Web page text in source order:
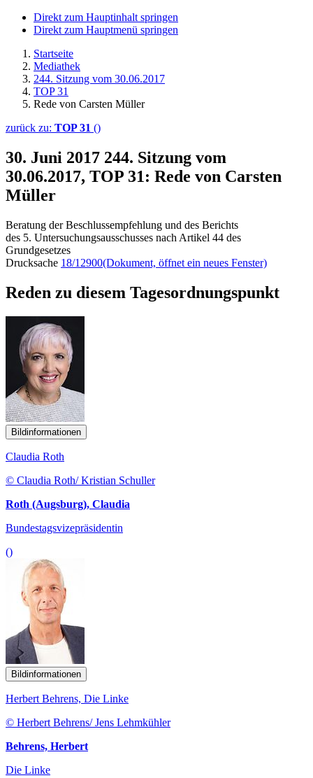
Direkt zum Hauptinhalt springen
Direkt zum Hauptmenü springen
Startseite
Mediathek
244. Sitzung vom 30.06.2017
TOP 31
Rede von Carsten Müller
zurück zu: TOP 31 ()
30. Juni 2017 244. Sitzung vom
30.06.2017, TOP 31: Rede von Carsten
Müller
Beratung der Beschlussempfehlung und des Berichts
des 5. Untersuchungsausschusses nach Artikel 44 des
Grundgesetzes
Drucksache 18/12900(Dokument, öffnet ein neues Fenster)
Reden zu diesem Tagesordnungspunkt
Bildinformationen
Claudia Roth
© Claudia Roth/ Kristian Schuller
Roth (Augsburg), Claudia
Bundestagsvizepräsidentin
()
Bildinformationen
Herbert Behrens, Die Linke
© Herbert Behrens/ Jens Lehmkühler
Behrens, Herbert
Die Linke